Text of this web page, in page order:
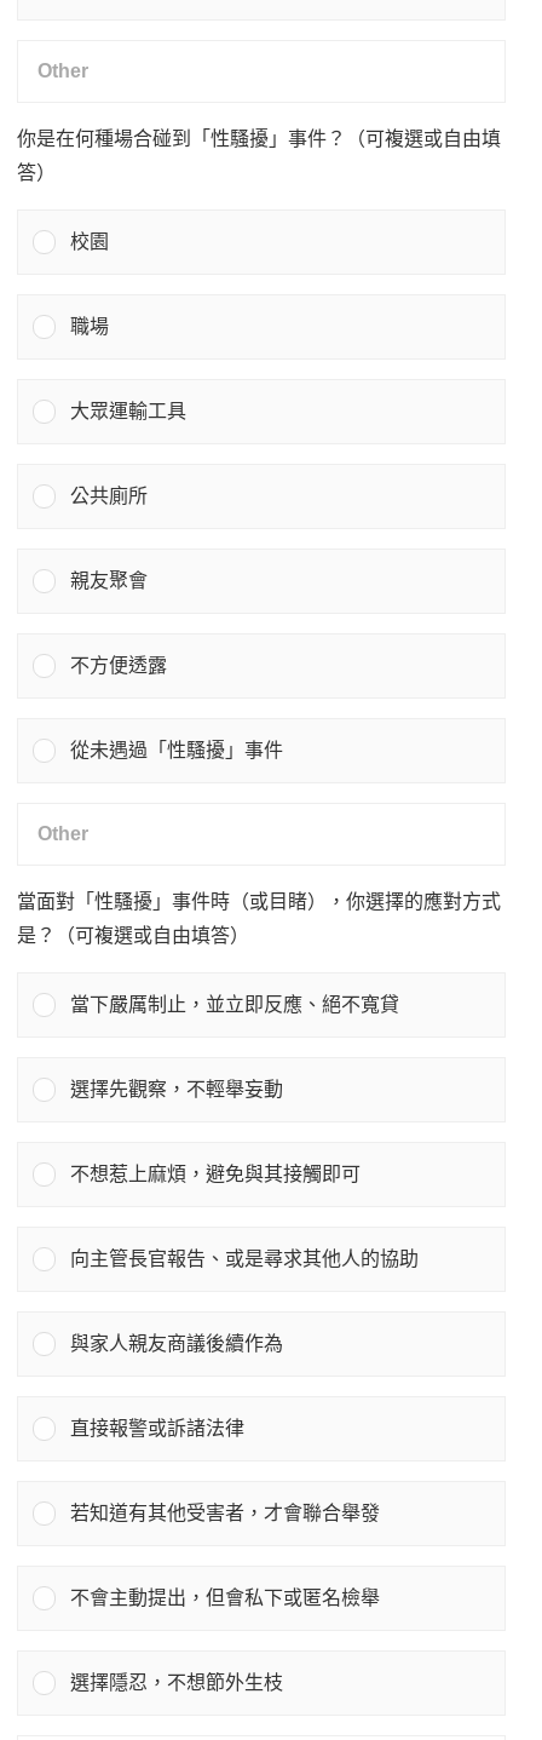
你是在何種場合碰到「性騷擾」事件？（可複選或自由填
答）
校園
職場
大眾運輸工具
公共廁所
親友聚會
不方便透露
從未遇過「性騷擾」事件
當面對「性騷擾」事件時（或目睹），你選擇的應對方式
是？（可複選或自由填答）
當下嚴厲制止，並立即反應、絕不寬貸
選擇先觀察，不輕舉妄動
不想惹上麻煩，避免與其接觸即可
向主管長官報告、或是尋求其他人的協助
與家人親友商議後續作為
直接報警或訴諸法律
若知道有其他受害者，才會聯合舉發
不會主動提出，但會私下或匿名檢舉
選擇隱忍，不想節外生枝